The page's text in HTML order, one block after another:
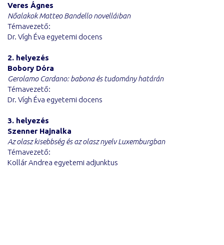
Veres Ágnes
Nőalakok Matteo Bandello novelláiban
Témavezető:
Dr. Vígh Éva egyetemi docens
2. helyezés
Bobory Dóra
Gerolamo Cardano: babona és tudomány határán
Témavezető:
Dr. Vígh Éva egyetemi docens
3. helyezés
Szenner Hajnalka
Az olasz kisebbség és az olasz nyelv Luxemburgban
Témavezető:
Kollár Andrea egyetemi adjunktus